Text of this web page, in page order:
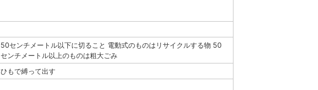
50センチメートル以下に切ること 電動式のものはリサイクルする物 50
センチメートル以上のものは粗大ごみ
ひもで縛って出す